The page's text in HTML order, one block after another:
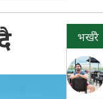
भर्खरै